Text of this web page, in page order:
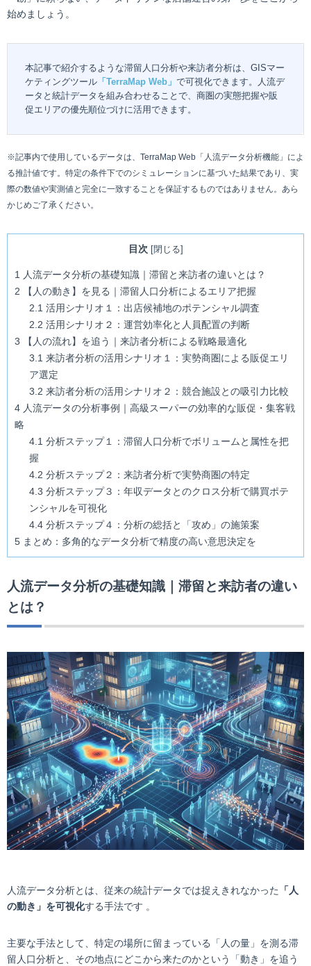
始めましょう。
本記事で紹介するような滞留人口分析や来訪者分析は、GISマー
ケティングツール 「TerraMap Web」 で可視化できます。人流デ
ータと統計データを組み合わせることで、商圏の実態把握や販
促エリアの優先順位づけに活用できます。
※記事内で使用しているデータは、TerraMap Web「人流データ分析機能」によ
る推計値です。特定の条件下でのシミュレーションに基づいた結果であり、実
際の数値や実測値と完全に一致することを保証するものではありません。あら
かじめご了承ください。
目次 [閉じる]
1 人流データ分析の基礎知識｜滞留と来訪者の違いとは？
2 【人の動き】を見る｜滞留人口分析によるエリア把握
2.1 活用シナリオ１：出店候補地のポテンシャル調査
2.2 活用シナリオ２：運営効率化と人員配置の判断
3 【人の流れ】を追う｜来訪者分析による戦略最適化
3.1 来訪者分析の活用シナリオ１：実勢商圏による販促エリ
ア選定
3.2 来訪者分析の活用シナリオ２：競合施設との吸引力比較
4 人流データの分析事例｜高級スーパーの効率的な販促・集客戦
略
4.1 分析ステップ１：滞留人口分析でボリュームと属性を把
握
4.2 分析ステップ２：来訪者分析で実勢商圏の特定
4.3 分析ステップ３：年収データとのクロス分析で購買ポテ
ンシャルを可視化
4.4 分析ステップ４：分析の総括と「攻め」の施策案
5 まとめ：多角的なデータ分析で精度の高い意思決定を
人流データ分析の基礎知識｜滞留と来訪者の違い
とは？
人流データ分析とは、従来の統計データでは捉えきれなかった
「人
の動き」を可視化する手法です 。
主要な手法として、特定の場所に留まっている「人の量」を測る滞
留人口分析と、その地点にどこから来たのかという「動き」を追う